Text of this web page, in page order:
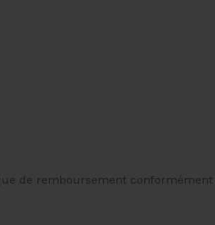
de remboursement conformément